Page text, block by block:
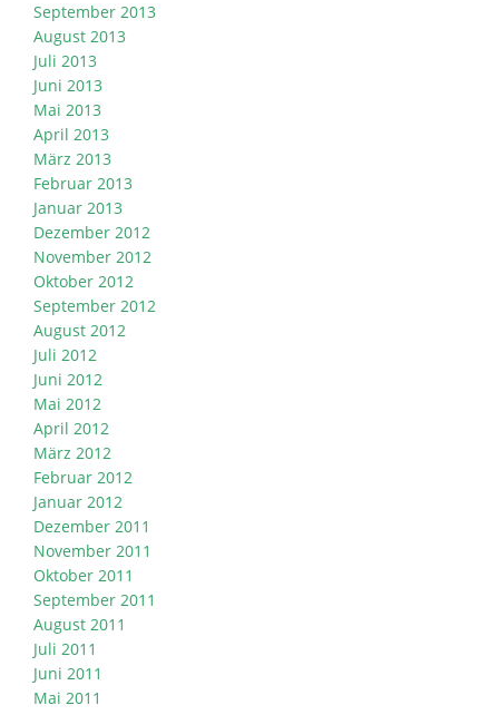
September 2013
August 2013
Juli 2013
Juni 2013
Mai 2013
April 2013
März 2013
Februar 2013
Januar 2013
Dezember 2012
November 2012
Oktober 2012
September 2012
August 2012
Juli 2012
Juni 2012
Mai 2012
April 2012
März 2012
Februar 2012
Januar 2012
Dezember 2011
November 2011
Oktober 2011
September 2011
August 2011
Juli 2011
Juni 2011
Mai 2011